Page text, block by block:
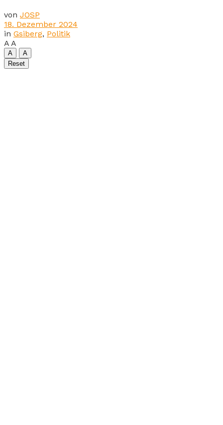
von JOSP
18. Dezember 2024
in Gsiberg, Politik
A A
A
A
Reset